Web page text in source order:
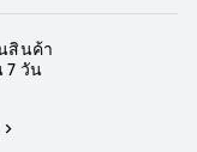
สินค้า
7 วัน